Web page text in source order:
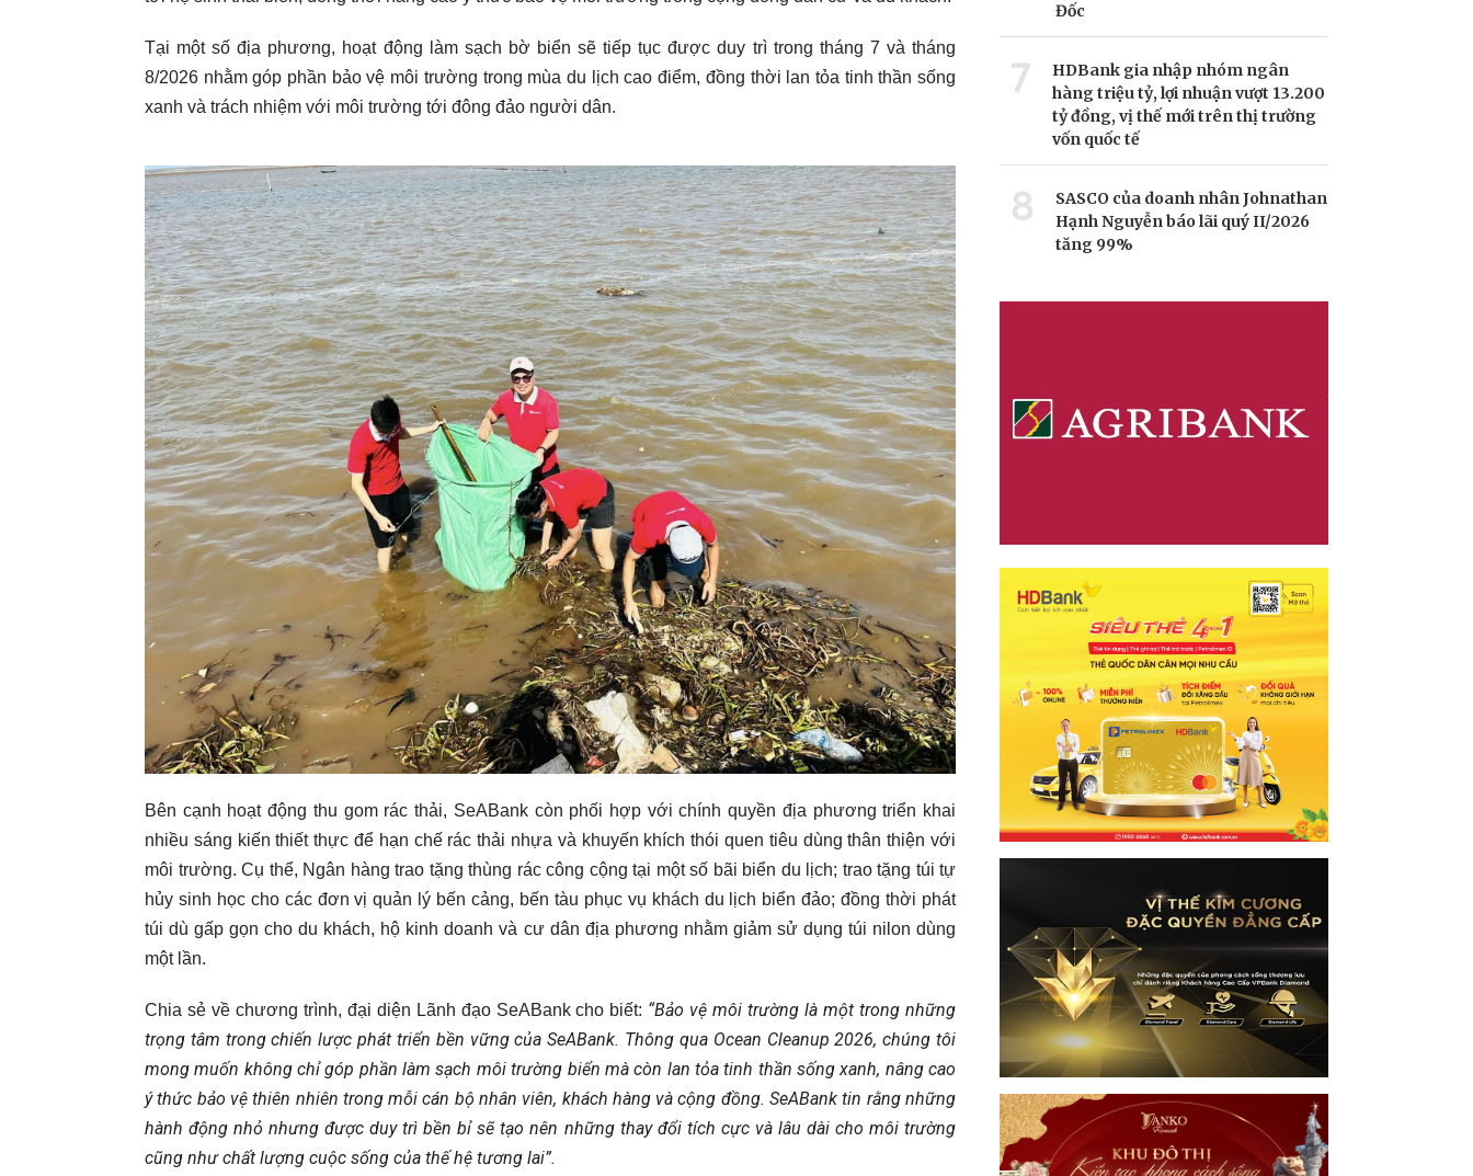
Tại một số địa phương, hoạt động làm sạch bờ biển sẽ tiếp tục được duy trì trong tháng 7 và tháng
8/2026 nhằm góp phần bảo vệ môi trường trong mùa du lịch cao điểm, đồng thời lan tỏa tinh thần sống
xanh và trách nhiệm với môi trường tới đông đảo người dân.
Bên cạnh hoạt động thu gom rác thải, SeABank còn phối hợp với chính quyền địa phương triển khai
nhiều sáng kiến thiết thực để hạn chế rác thải nhựa và khuyến khích thói quen tiêu dùng thân thiện với
môi trường. Cụ thể, Ngân hàng trao tặng thùng rác công cộng tại một số bãi biển du lịch; trao tặng túi tự
hủy sinh học cho các đơn vị quản lý bến cảng, bến tàu phục vụ khách du lịch biển đảo; đồng thời phát
túi dù gấp gọn cho du khách, hộ kinh doanh và cư dân địa phương nhằm giảm sử dụng túi nilon dùng
một lần.
Chia sẻ về chương trình, đại diện Lãnh đạo SeABank cho biết: “Bảo vệ môi trường là một trong những
trọng tâm trong chiến lược phát triển bền vững của SeABank. Thông qua Ocean Cleanup 2026, chúng tôi
mong muốn không chỉ góp phần làm sạch môi trường biển mà còn lan tỏa tinh thần sống xanh, nâng cao
ý thức bảo vệ thiên nhiên trong mỗi cán bộ nhân viên, khách hàng và cộng đồng. SeABank tin rằng những
hành động nhỏ nhưng được duy trì bền bỉ sẽ tạo nên những thay đổi tích cực và lâu dài cho môi trường
cũng như chất lượng cuộc sống của thế hệ tương lai”.
Đốc
7
HDBank gia nhập nhóm ngân
hàng triệu tỷ, lợi nhuận vượt 13.200
tỷ đồng, vị thế mới trên thị trường
vốn quốc tế
8
SASCO của doanh nhân Johnathan
Hạnh Nguyễn báo lãi quý II/2026
tăng 99%